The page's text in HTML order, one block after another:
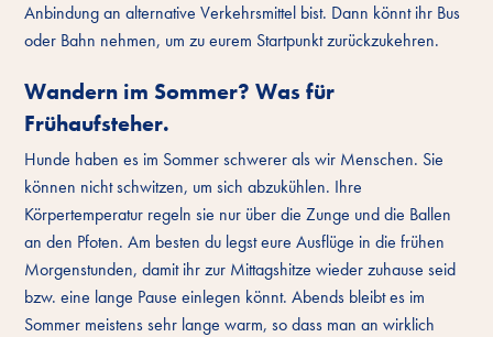
Anbindung an alternative Verkehrsmittel bist. Dann könnt ihr Bus
oder Bahn nehmen, um zu eurem Startpunkt zurückzukehren.
Wandern im Sommer? Was für
Frühaufsteher.
Hunde haben es im Sommer schwerer als wir Menschen. Sie
können nicht schwitzen, um sich abzukühlen. Ihre
Körpertemperatur regeln sie nur über die Zunge und die Ballen
an den Pfoten. Am besten du legst eure Ausflüge in die frühen
Morgenstunden, damit ihr zur Mittagshitze wieder zuhause seid
bzw. eine lange Pause einlegen könnt. Abends bleibt es im
Sommer meistens sehr lange warm, so dass man an wirklich